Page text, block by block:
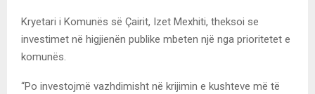
Kryetari i Komunës së Çairit, Izet Mexhiti, theksoi se
investimet në higjienën publike mbeten një nga prioritetet e
komunës.
“Po investojmë vazhdimisht në krijimin e kushteve më të